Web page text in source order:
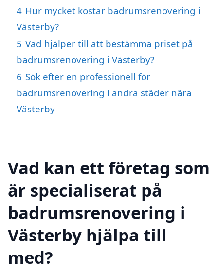
4 Hur mycket kostar badrumsrenovering i
Västerby?
5 Vad hjälper till att bestämma priset på
badrumsrenovering i Västerby?
6 Sök efter en professionell för
badrumsrenovering i andra städer nära
Västerby
Vad kan ett företag som
är specialiserat på
badrumsrenovering i
Västerby hjälpa till
med?